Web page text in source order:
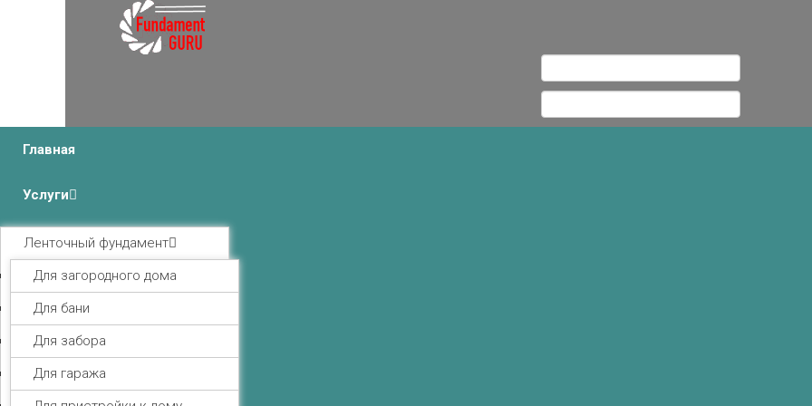
Главная
Услуги
Ленточный фундамент
Для загородного дома
Для бани
Для забора
Для гаража